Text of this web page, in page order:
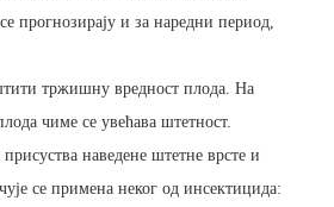
прогнозирају и за наредни период,
тржишну вредност плода. На
чиме се увећава штетност.
наведене штетне врсте и
се примена неког од инсектицида: